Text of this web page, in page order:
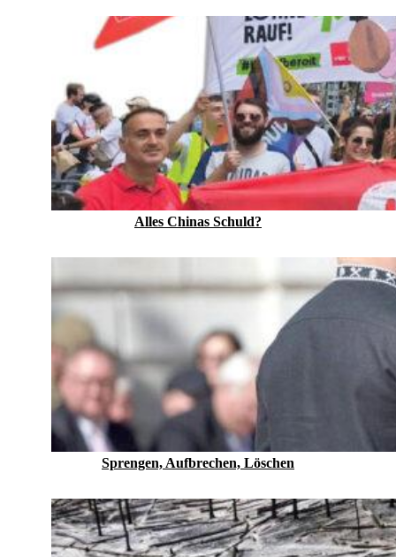
Alles Chinas Schuld?
Sprengen, Aufbrechen, Löschen